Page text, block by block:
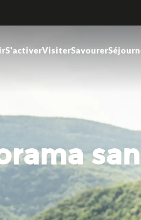
S'activerVisiterSavourer